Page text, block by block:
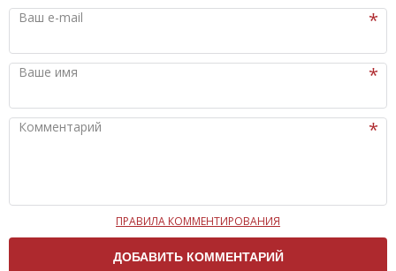
Ваш e-mail
Ваше имя
Комментарий
Чтобы ваш комментарий был опубликован на сайте,
вам нужно придерживаться следующих правил:
ПРАВИЛА КОММЕНТИРОВАНИЯ